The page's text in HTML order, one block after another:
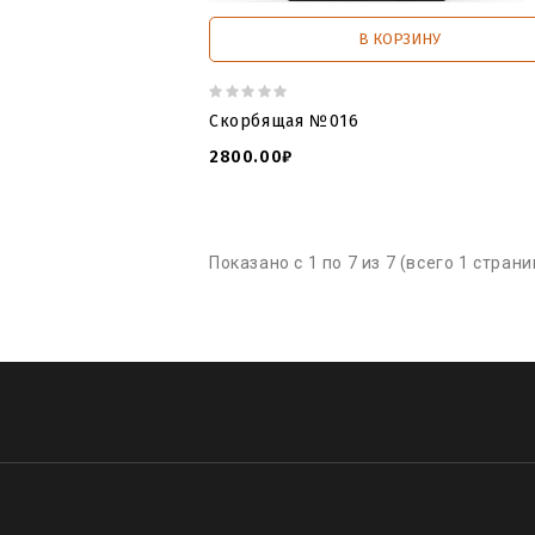
В КОРЗИНУ
Скорбящая №016
2800.00₽
Показано с 1 по 7 из 7 (всего 1